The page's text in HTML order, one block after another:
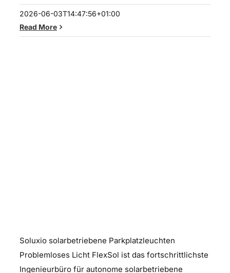
2026-06-03T14:47:56+01:00
Read More
Soluxio solarbetriebene Parkplatzleuchten
Problemloses Licht FlexSol ist das fortschrittlichste
Ingenieurbüro für autonome solarbetriebene